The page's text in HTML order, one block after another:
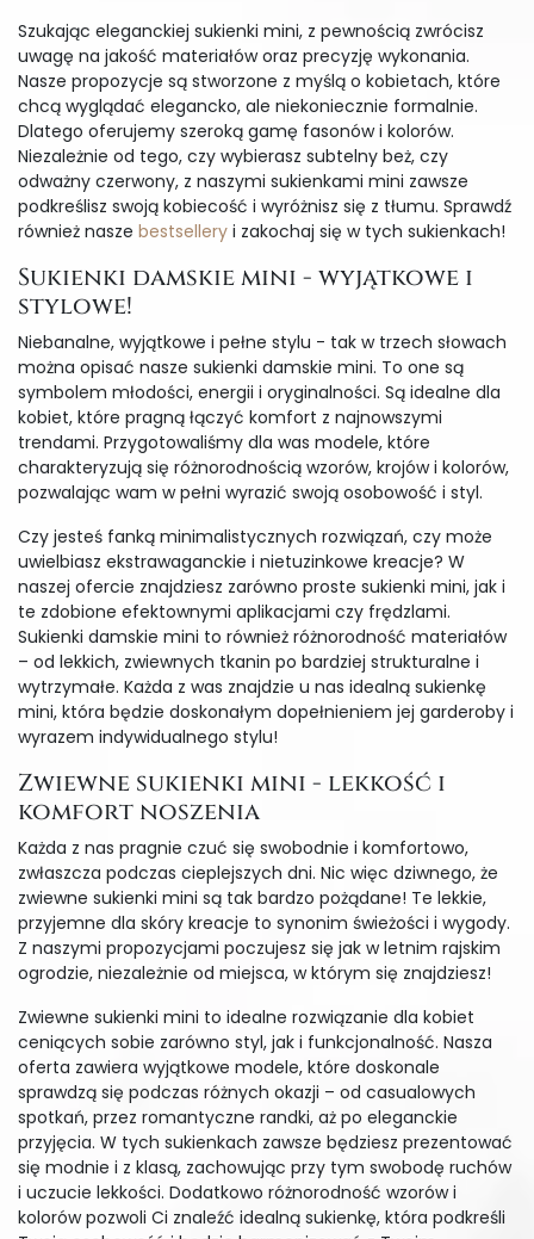
Szukając eleganckiej sukienki mini, z pewnością zwrócisz
uwagę na jakość materiałów oraz precyzję wykonania.
Nasze propozycje są stworzone z myślą o kobietach, które
chcą wyglądać elegancko, ale niekoniecznie formalnie.
Dlatego oferujemy szeroką gamę fasonów i kolorów.
Niezależnie od tego, czy wybierasz subtelny beż, czy
odważny czerwony, z naszymi sukienkami mini zawsze
podkreślisz swoją kobiecość i wyróżnisz się z tłumu. Sprawdź
również nasze bestsellery i zakochaj się w tych sukienkach!
Sukienki damskie mini - wyjątkowe i
stylowe!
Niebanalne, wyjątkowe i pełne stylu - tak w trzech słowach
można opisać nasze sukienki damskie mini. To one są
symbolem młodości, energii i oryginalności. Są idealne dla
kobiet, które pragną łączyć komfort z najnowszymi
trendami. Przygotowaliśmy dla was modele, które
charakteryzują się różnorodnością wzorów, krojów i kolorów,
pozwalając wam w pełni wyrazić swoją osobowość i styl.
Czy jesteś fanką minimalistycznych rozwiązań, czy może
uwielbiasz ekstrawaganckie i nietuzinkowe kreacje? W
naszej ofercie znajdziesz zarówno proste sukienki mini, jak i
te zdobione efektownymi aplikacjami czy frędzlami.
Sukienki damskie mini to również różnorodność materiałów
– od lekkich, zwiewnych tkanin po bardziej strukturalne i
wytrzymałe. Każda z was znajdzie u nas idealną sukienkę
mini, która będzie doskonałym dopełnieniem jej garderoby i
wyrazem indywidualnego stylu!
Zwiewne sukienki mini - lekkość i
komfort noszenia
Każda z nas pragnie czuć się swobodnie i komfortowo,
zwłaszcza podczas cieplejszych dni. Nic więc dziwnego, że
zwiewne sukienki mini są tak bardzo pożądane! Te lekkie,
przyjemne dla skóry kreacje to synonim świeżości i wygody.
Z naszymi propozycjami poczujesz się jak w letnim rajskim
ogrodzie, niezależnie od miejsca, w którym się znajdziesz!
Zwiewne sukienki mini to idealne rozwiązanie dla kobiet
ceniących sobie zarówno styl, jak i funkcjonalność. Nasza
oferta zawiera wyjątkowe modele, które doskonale
sprawdzą się podczas różnych okazji – od casualowych
spotkań, przez romantyczne randki, aż po eleganckie
przyjęcia. W tych sukienkach zawsze będziesz prezentować
się modnie i z klasą, zachowując przy tym swobodę ruchów
i uczucie lekkości. Dodatkowo różnorodność wzorów i
kolorów pozwoli Ci znaleźć idealną sukienkę, która podkreśli